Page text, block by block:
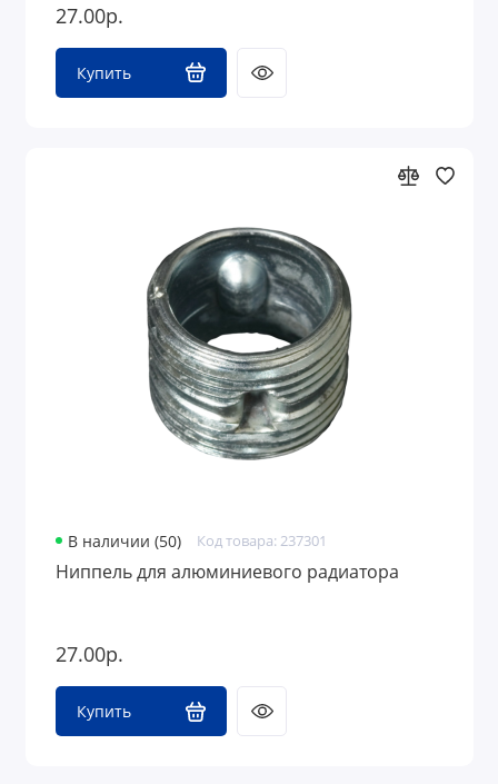
27.00р.
Купить
В наличии (50) Код товара: 237301
Ниппель для алюминиевого радиатора
27.00р.
Купить